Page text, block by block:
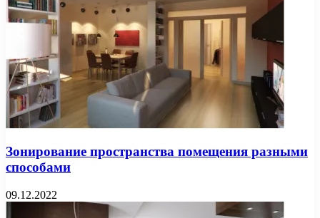
Зонирование пространства помещения разными
способами
09.12.2022